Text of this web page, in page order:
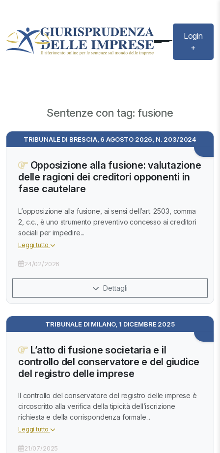
Login
+
Sentenze con tag: fusione
TRIBUNALE DI BRESCIA, 6 AGOSTO 2026, N. 203/2024
Opposizione alla fusione: valutazione
delle ragioni dei creditori opponenti in
fase cautelare
L’opposizione alla fusione, ai sensi dell’art. 2503, comma
2, c.c., è uno strumento preventivo concesso ai creditori
sociali per impedire...
Leggi tutto
24/02/2026
Dettagli
TRIBUNALE DI MILANO, 1 DICEMBRE 2025
L’atto di fusione societaria e il
controllo del conservatore e del giudice
del registro delle imprese
Il controllo del conservatore del registro delle imprese è
circoscritto alla verifica della tipicità dell’iscrizione
richiesta e della corrispondenza formale...
Leggi tutto
21/07/2025